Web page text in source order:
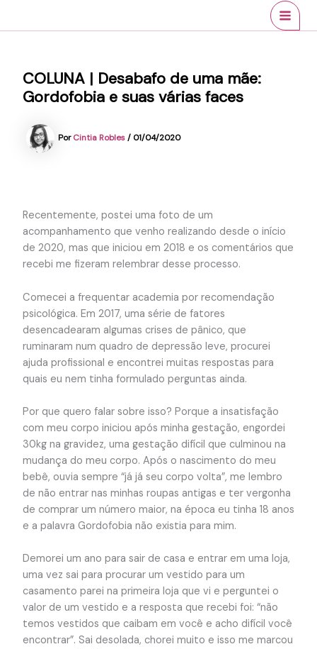
COLUNA | Desabafo de uma mãe:
Gordofobia e suas várias faces
PorCintia Robles/ 01/04/2020
Recentemente, postei uma foto de um
acompanhamento que venho realizando desde o início
de 2020, mas que iniciou em 2018 e os comentários que
recebi me fizeram relembrar desse processo.
Comecei a frequentar academia por recomendação
psicológica. Em 2017, uma série de fatores
desencadearam algumas crises de pânico, que
ruminaram num quadro de depressão leve, procurei
ajuda profissional e encontrei muitas respostas para
quais eu nem tinha formulado perguntas ainda.
Por que quero falar sobre isso? Porque a insatisfação
com meu corpo iniciou após minha gestação, engordei
30kg na gravidez, uma gestação difícil que culminou na
mudança do meu corpo. Após o nascimento do meu
bebê, ouvia sempre “já já seu corpo volta”, me lembro
de não entrar nas minhas roupas antigas e ter vergonha
de comprar um número maior, na época eu tinha 18 anos
e a palavra Gordofobia não existia para mim.
Demorei um ano para sair de casa e entrar em uma loja,
uma vez sai para procurar um vestido para um
casamento parei na primeira loja que vi e perguntei o
valor de um vestido e a resposta que recebi foi: “não
temos vestidos que caibam em você e acho difícil você
encontrar”. Sai desolada, chorei muito e isso me marcou